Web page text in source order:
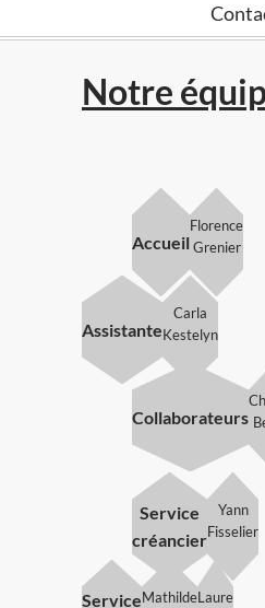
Notre
Accueil
Florence
Grenier
Assistante
Carla
Kestelyn
Collaborateurs
Service
créancier
Yann
Fisselier
ServiceMathildeLaure